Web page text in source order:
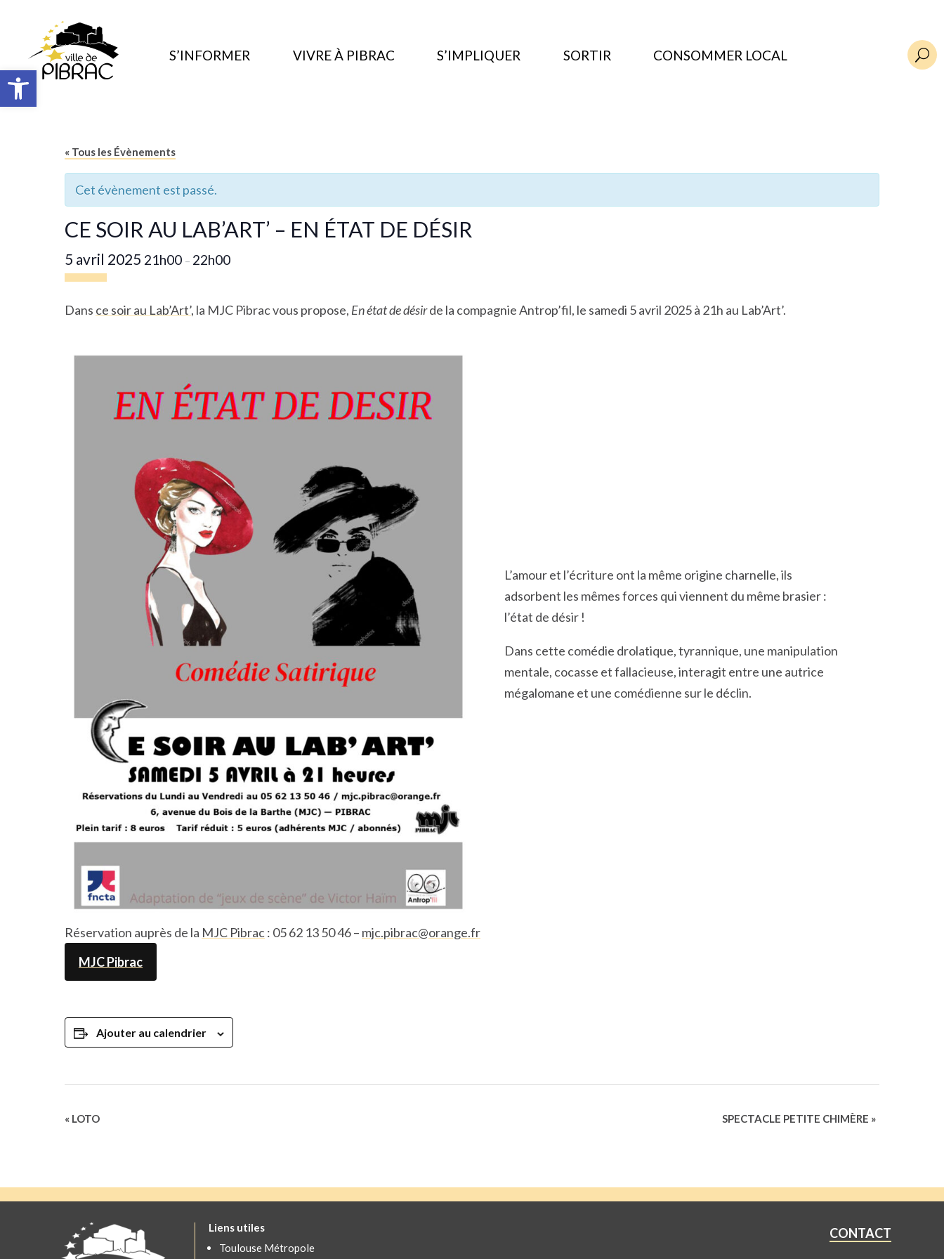
Ouvrir la barre d’outils
S’INFORMER VIVRE À PIBRAC S’IMPLIQUER SORTIR CONSOMMER LOCAL U
« Tous les Évènements
Cet évènement est passé.
CE SOIR AU LAB’ART’ – EN ÉTAT DE DÉSIR
5 avril 2025 21h00 – 22h00
Dans ce soir au Lab’Art’, la MJC Pibrac vous propose, En état de désirde la compagnie Antrop’fil, le samedi 5 avril 2025 à 21h au Lab’Art’.
L’amour et l’écriture ont la même origine charnelle, ils
adsorbent les mêmes forces qui viennent du même brasier :
l’état de désir !
Dans cette comédie drolatique, tyrannique, une manipulation
mentale, cocasse et fallacieuse, interagit entre une autrice
mégalomane et une comédienne sur le déclin.
Réservation auprès de la MJC Pibrac: 05 62 13 50 46 – mjc.pibrac@orange.fr
MJC Pibrac
Ajouter au calendrier
Navigation
« LOTO SPECTACLE PETITE CHIMÈRE »
Liens utiles
Toulouse Métropole
CONTACT